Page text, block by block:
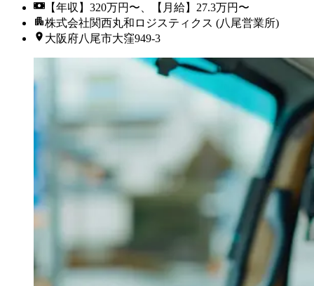
【年収】320万円〜、【月給】27.3万円〜
株式会社関西丸和ロジスティクス (八尾営業所)
大阪府八尾市大窪949-3